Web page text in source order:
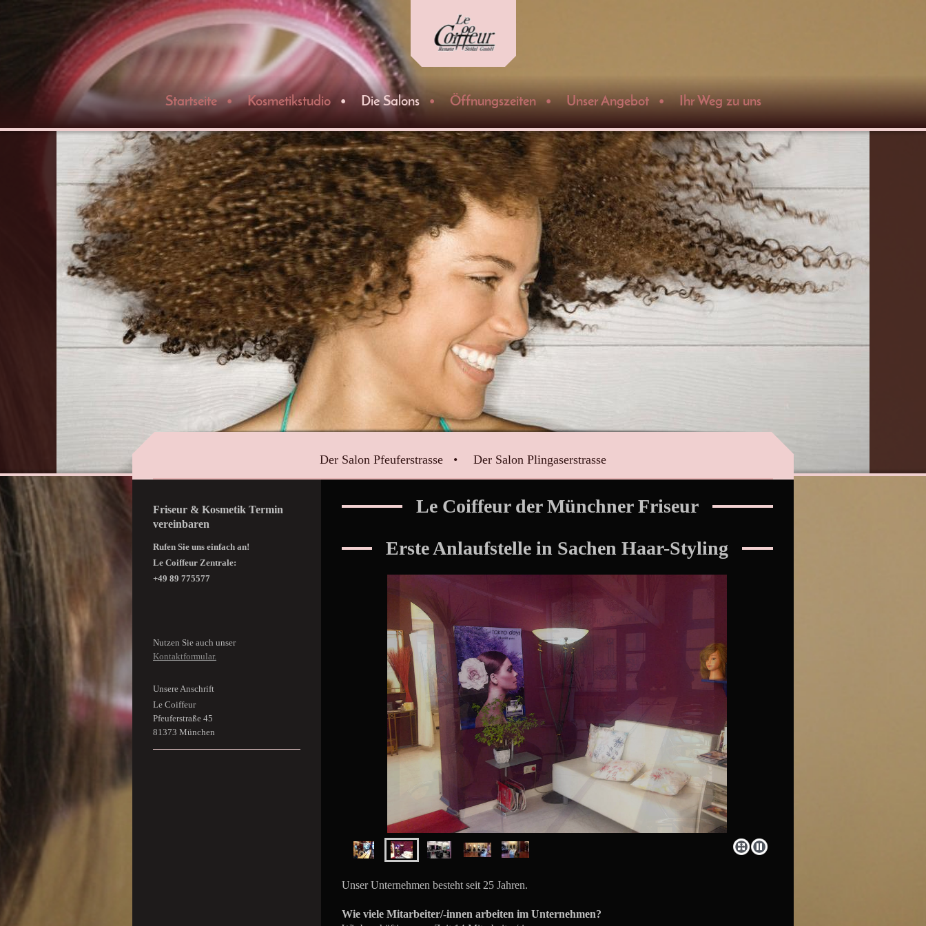
Startseite Kosmetikstudio Die Salons Öffnungszeiten Unser Angebot Ihr Weg zu uns
Der Salon Pfeuferstrasse Der Salon Plingaserstrasse
Le Coiffeur der Münchner Friseur
Erste Anlaufstelle in Sachen Haar-Styling
Unser Unternehmen besteht seit 25 Jahren.
Wie viele Mitarbeiter/-innen arbeiten im Unternehmen?
Friseur & Kosmetik Termin
vereinbaren
Rufen Sie uns einfach an!
Le Coiffeur Zentrale:
+49 89 775577
Nutzen Sie auch unser
Kontaktformular.
Unsere Anschrift
Le Coiffeur
Pfeuferstraße 45
81373 München